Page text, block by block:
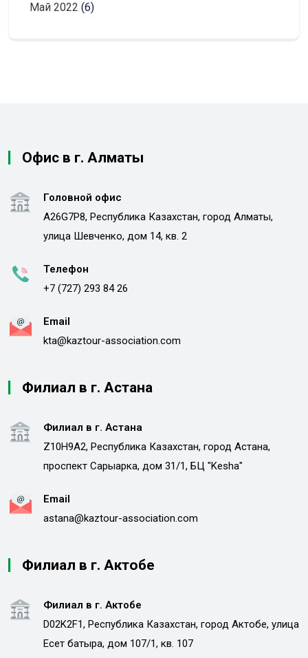
Май 2022 (6)
Офис в г. Алматы
Головной офис
A26G7P8, Республика Казахстан, город Алматы,
улица Шевченко, дом 14, кв. 2
Телефон
+7 (727) 293 84 26
Email
kta@kaztour-association.com
Филиал в г. Астана
Филиал в г. Астана
Z10H9A2, Республика Казахстан, город Астана,
проспект Сарыарка, дом 31/1, БЦ "Kesha"
Email
astana@kaztour-association.com
Филиал в г. Актобе
Филиал в г. Актобе
D02K2F1, Республика Казахстан, город Актобе, улица
Есет батыра, дом 107/1, кв. 107